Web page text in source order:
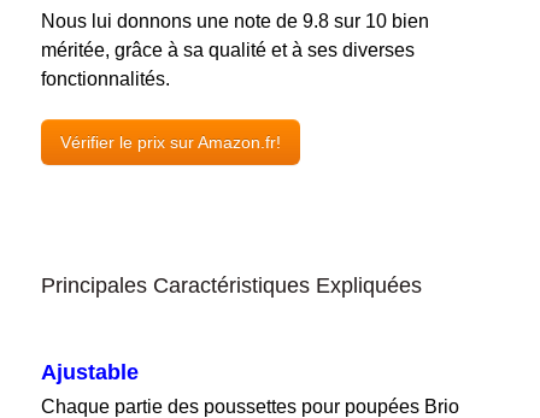
Nous lui donnons une note de 9.8 sur 10 bien
méritée, grâce à sa qualité et à ses diverses
fonctionnalités.
Vérifier le prix sur Amazon.fr!
Principales Caractéristiques Expliquées
Ajustable
Chaque partie des poussettes pour poupées Brio